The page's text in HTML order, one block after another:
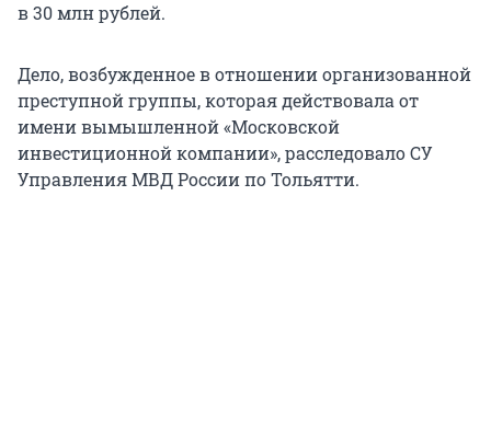
в 30 млн рублей.
Дело, возбужденное в отношении организованной
преступной группы, которая действовала от
имени вымышленной «Московской
инвестиционной компании», расследовало СУ
Управления МВД России по Тольятти.